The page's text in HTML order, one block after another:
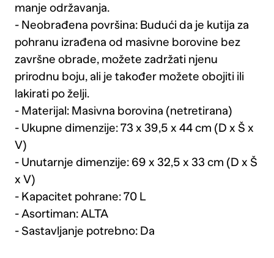
manje održavanja.
- Neobrađena površina: Budući da je kutija za
pohranu izrađena od masivne borovine bez
završne obrade, možete zadržati njenu
prirodnu boju, ali je također možete obojiti ili
lakirati po želji.
- Materijal: Masivna borovina (netretirana)
- Ukupne dimenzije: 73 x 39,5 x 44 cm (D x Š x
V)
- Unutarnje dimenzije: 69 x 32,5 x 33 cm (D x Š
x V)
- Kapacitet pohrane: 70 L
- Asortiman: ALTA
- Sastavljanje potrebno: Da